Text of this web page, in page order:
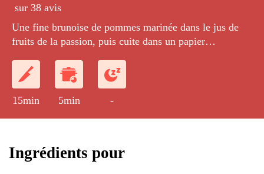
sur 38 avis
Une fine brunoise de pommes marinée dans le jus de
fruits de la passion, puis cuite dans un papier
15min 5min -
Ingrédients pour